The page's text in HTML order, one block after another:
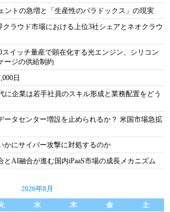
ントの急増と「生産性のパラドックス」の現実
クラウド市場における上位3社シェアとネオクラウ
スイッチ量産で顕在化する光エンジン、シリコン
ージの供給制約
日
に企業は若手社員のスキル形成と業務配置をどう
ータセンター増設を止められるか？ 米国市場急拡
かにサイバー攻撃に対処するのか
とAI融合が進む国内iPaaS市場の成長メカニズム
2026年8月
水 木 金
土